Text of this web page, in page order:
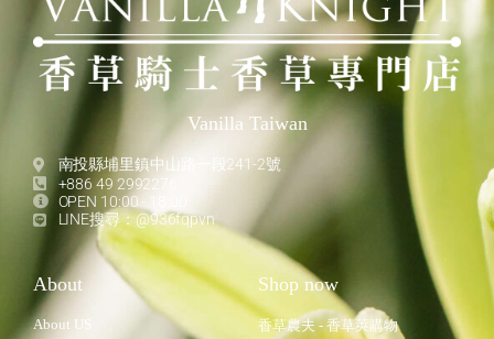
Vanilla Taiwan
南投縣埔里鎮中山路一段241-2號
+886 49 2992276
OPEN 10:00 - 18:00
LINE搜尋：@936fqpvn
About
About US
Shop now
香草農夫 - 香草莢購物